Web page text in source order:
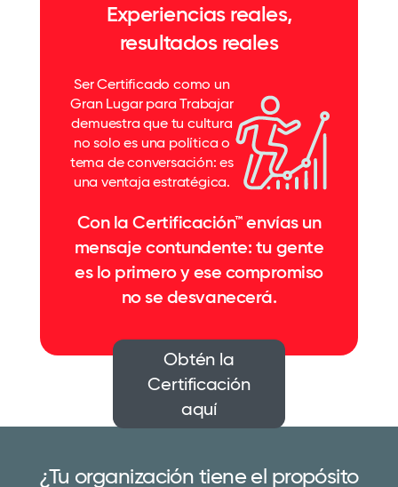
Experiencias reales,
resultados reales
Ser Certificado como un
Gran Lugar para Trabajar
demuestra que tu cultura
no solo es una política o
tema de conversación: es
una ventaja estratégica.
Con la Certificación™ envías un
mensaje contundente: tu gente
es lo primero y ese compromiso
no se desvanecerá.
Obtén la
Certificación
aquí
¿Tu organización tiene el propósito